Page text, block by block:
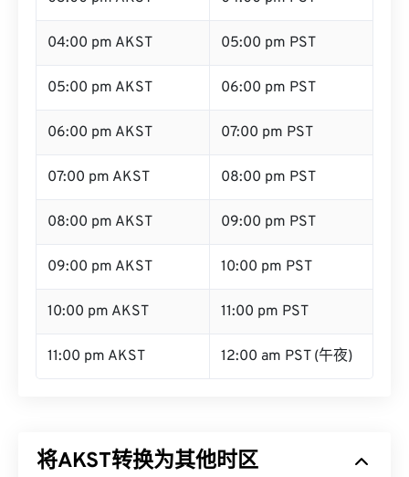
04:00 pm AKST 05:00 pm PST
05:00 pm AKST 06:00 pm PST
06:00 pm AKST 07:00 pm PST
07:00 pm AKST 08:00 pm PST
08:00 pm AKST 09:00 pm PST
09:00 pm AKST 10:00 pm PST
10:00 pm AKST 11:00 pm PST
11:00 pm AKST 12:00 am PST (午夜)
将AKST转换为其他时区